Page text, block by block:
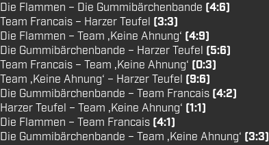
Die Flammen – Die Gummibärchenbande (4:6)
Team Francais – Harzer Teufel (3:3)
Die Flammen – Team ‚Keine Ahnung‘ (4:9)
Die Gummibärchenbande – Harzer Teufel (5:6)
Team Francais – Team ‚Keine Ahnung‘ (0:3)
Team ‚Keine Ahnung‘ – Harzer Teufel (9:6)
Die Gummibärchenbande – Team Francais (4:2)
Harzer Teufel – Team ‚Keine Ahnung‘ (1:1)
Die Flammen – Team Francais (4:1)
Die Gummibärchenbande – Team ‚Keine Ahnung‘ (3:3)